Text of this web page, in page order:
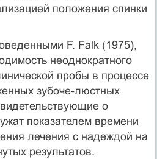
положения спинки
F. Falk (1975),
неоднократного
пробы в процессе
зубоче-люстных
о
показателем времени
лечения с надеждой на
результатов.